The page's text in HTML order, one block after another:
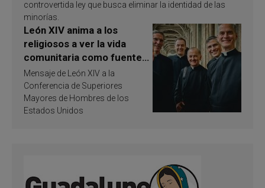
controvertida ley que busca eliminar la identidad de las
minorías.
León XIV anima a los
religiosos a ver la vida
comunitaria como fuente
de inspiración y
santificación
Mensaje de León XIV a la
Conferencia de Superiores
Mayores de Hombres de los
Estados Unidos